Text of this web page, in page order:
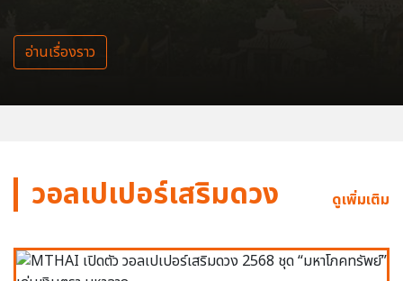
อ่านเรื่องราว
วอลเปเปอร์เสริมดวง ดูเพิ่มเติม